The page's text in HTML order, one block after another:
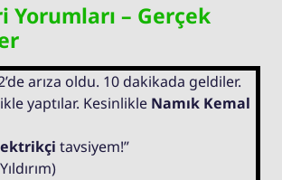
Yorumları – Gerçek
arıza oldu. 10 dakikada geldiler.
yaptılar. Kesinlikle Namık Kemal
tavsiyem!”